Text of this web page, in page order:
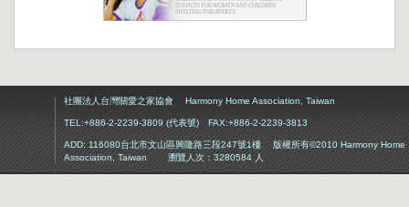
社團法人台灣關愛之家協會 Harmony Home Association, Taiwan
TEL:+886-2-2239-3809 (代表號) FAX:+886-2-2239-3813
ADD: 116080台北市文山區興隆路三段247號1樓 版權所有©2010 Harmony Home
Association, Taiwan 瀏覽人次：3280584 人